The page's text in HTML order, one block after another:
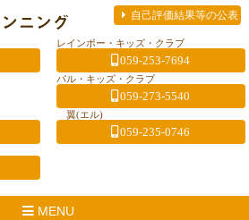
自己評価結果等の公表
レインボー・キッズ・クラブ
059-253-7694
パル・キッズ・クラブ
059-273-5540
翼(エル)
059-235-0746
MENU